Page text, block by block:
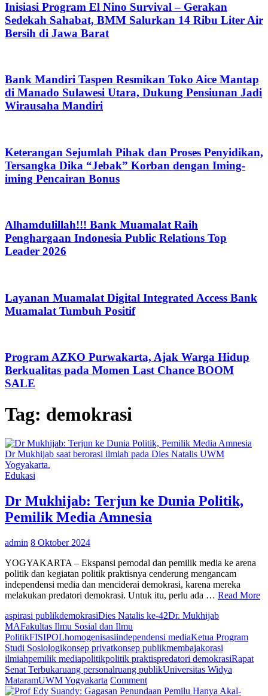
Inisiasi Program El Nino Survival – Gerakan
Sedekah Sahabat, BMM Salurkan 14 Ribu Liter Air
Bersih di Jawa Barat
Bank Mandiri Taspen Resmikan Toko Aice Mantap
di Manado Sulawesi Utara, Dukung Pensiunan Jadi
Wirausaha Mandiri
Keterangan Sejumlah Pihak dan Proses Penyidikan,
Tersangka Dika “Jebak” Korban dengan Iming-
iming Pencairan Bonus
Alhamdulillah!!! Bank Muamalat Raih
Penghargaan Indonesia Public Relations Top
Leader 2026
Layanan Muamalat Digital Integrated Access Bank
Muamalat Tumbuh Positif
Program AZKO Purwakarta, Ajak Warga Hidup
Berkualitas pada Momen Last Chance BOOM
SALE
Tag: demokrasi
Dr Mukhijab saat berorasi ilmiah pada Dies Natalis UWM
Yogyakarta.
Edukasi
Dr Mukhijab: Terjun ke Dunia Politik,
Pemilik Media Amnesia
admin 8 Oktober 2024
YOGYAKARTA – Ekspansi pemodal dan pemilik media ke arena
politik dan kegiatan politik praktisnya cenderung mengancam
independensi media dan menciderai demokrasi, karena mereka
melakukan predatori demokrasi. Untuk itu, perlu ada … Read More
aspirasi publikdemokrasiDies Natalis ke-42Dr. Mukhijab
MAFakultas Ilmu Sosial dan Ilmu
PolitikFISIPOLhomogenisasiindependensi mediaKetua Program
Studi Sosiologikonsep privatkonsep publikmembajakorasi
ilmiahpemilik mediapolitikpolitik praktispredatori demokrasiRapat
Senat Terbukaruang personalruang publikUniversitas Widya
MataramUWM Yogyakarta Commenton
Dr